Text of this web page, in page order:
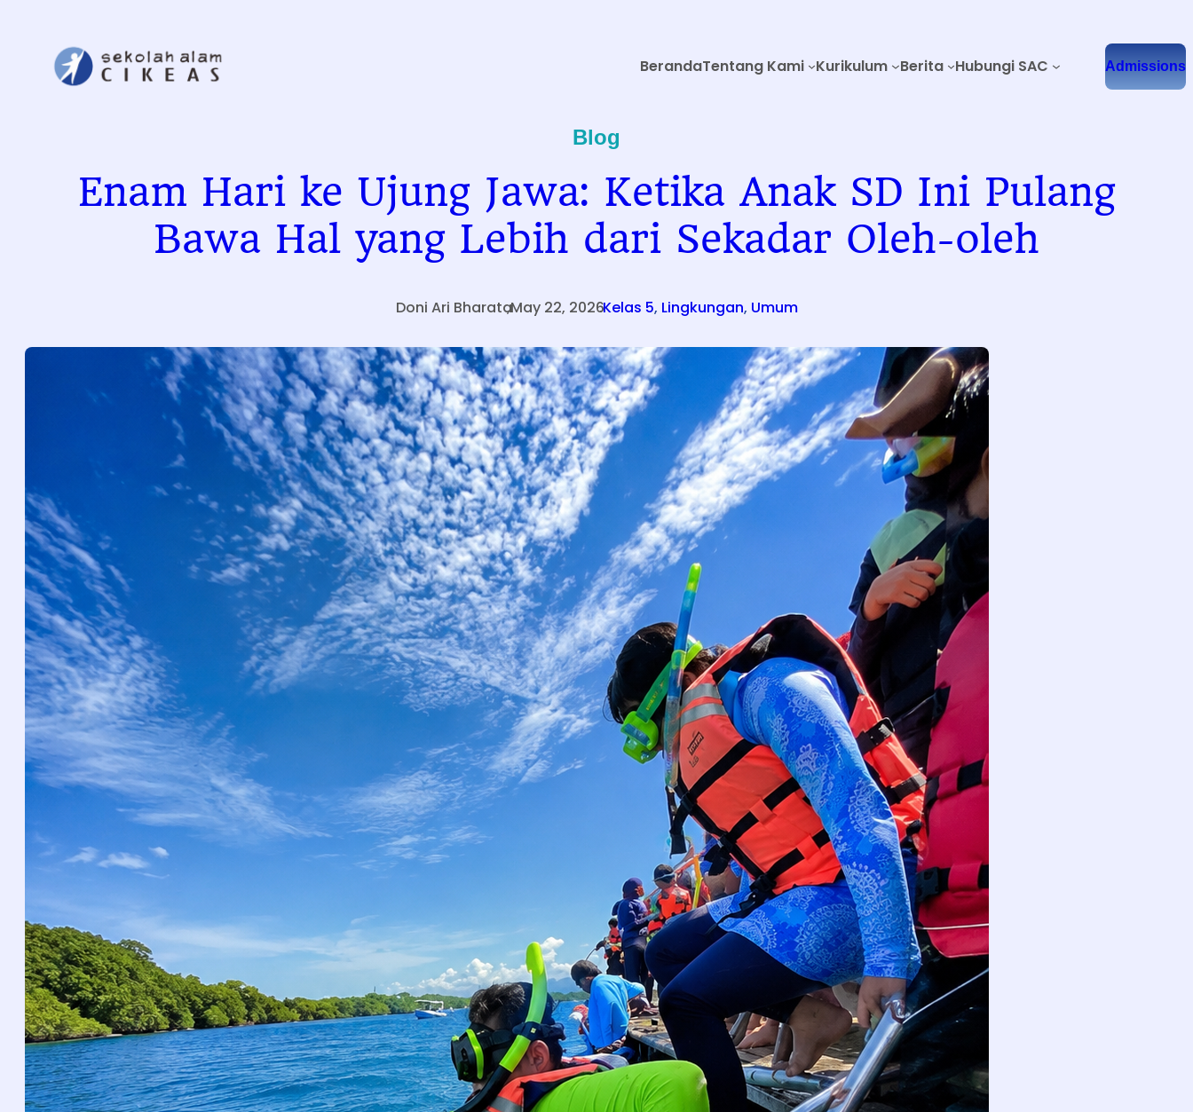
BerandaTentang Kami Kurikulum Berita Hubungi SAC Admissions
Blog
Enam Hari ke Ujung Jawa: Ketika Anak SD Ini Pulang
Bawa Hal yang Lebih dari Sekadar Oleh-oleh
Doni Ari Bharata
,May 22, 2026
.Kelas 5, Lingkungan, Umum